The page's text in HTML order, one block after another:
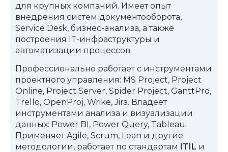
для крупных компаний. Имеет опыт
внедрения систем документооборота,
Service Desk, бизнес-анализа, а также
построения IT-инфраструктуры и
автоматизации процессов.
Профессионально работает с инструментами
проектного управления: MS Project, Project
Online, Project Server, Spider Project, GanttPro,
Trello, OpenProj, Wrike, Jira. Владеет
инструментами анализа и визуализации
данных: Power BI, Power Query, Tableau.
Применяет Agile, Scrum, Lean и другие
методологии, работает по стандартам ITIL и